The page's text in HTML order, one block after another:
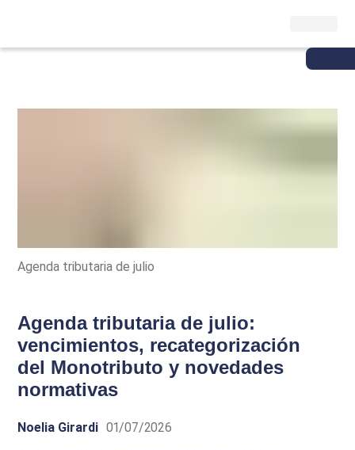
Agenda tributaria de julio
Agenda tributaria de julio:
vencimientos, recategorización
del Monotributo y novedades
normativas
Noelia Girardi 01/07/2026